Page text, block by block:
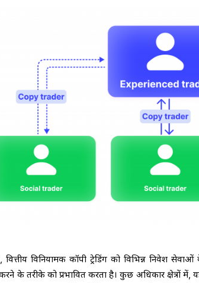
विनियामक कॉपी ट्रेडिंग को विभिन्न निवेश
के तरीके को प्रभावित करता है। कुछ अधिकार क्षेत्रों